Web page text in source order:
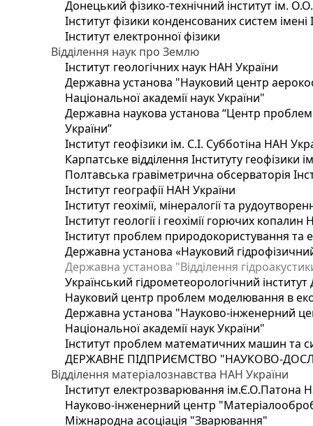
Донецький фізико-технічний інститут ім.
Інститут фізики конденсованих систем
Інститут електронної фізики
Відділення наук про Землю
Інститут геологічних наук НАН України
Державна установа "Науковий центр
Національної академії наук України"
Державна наукова установа “Центр проблем
України”
Інститут геофізики ім. С.І. Субботіна НАН
Карпатське відділення Інституту геофізики
Полтавська гравіметрична обсерваторія
Інститут географії НАН України
Інститут геохімії, мінералогії та
Інститут геології і геохімії горючих
Інститут проблем природокористування та
Державна установа «Науковий
Державна установа "Відділення
Український гідрометеорологічний
Науковий центр проблем моделювання в
Державна установа "Науково-інженерний
Національної академії наук України"
Інститут проблем математичних машин та
ДЕРЖАВНЕ ПІДПРИЄМСТВО "НАУКОВО-
Відділення матеріалознавства НАН України
Інститут електрозварювання ім.Є.О.Патона
Науково-інженерний центр
Міжнародна асоціація "Зварювання"